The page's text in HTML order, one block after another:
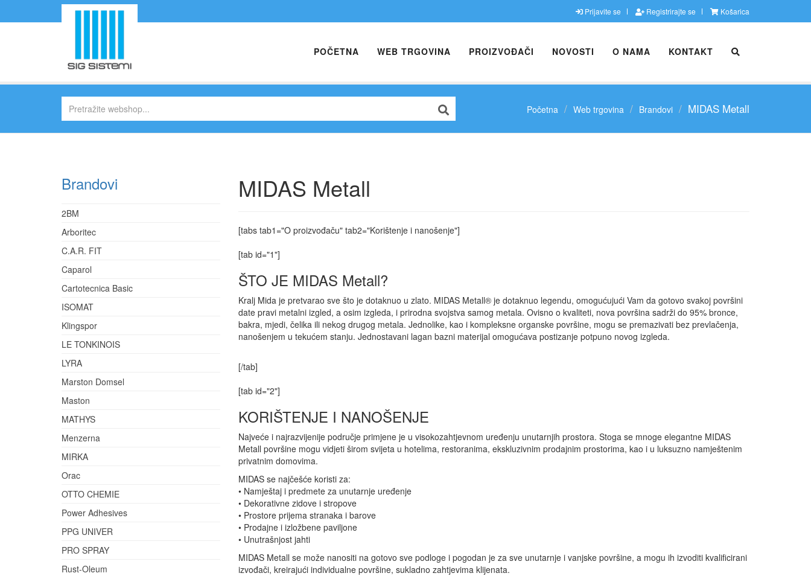
Prijavite se Registrirajte se Košarica
POČETNA WEB TRGOVINA PROIZVOĐAČI NOVOSTI O NAMA KONTAKT
Početna Web trgovina Brandovi MIDAS Metall
Brandovi
2BM
Arboritec
C.A.R. FIT
Caparol
Cartotecnica Basic
ISOMAT
Klingspor
LE TONKINOIS
LYRA
Marston Domsel
Maston
MATHYS
Menzerna
MIRKA
Orac
OTTO CHEMIE
Power Adhesives
PPG UNIVER
PRO SPRAY
Rust-Oleum
MIDAS Metall
[tabs tab1="O proizvođaču" tab2="Korištenje i nanošenje"]
[tab id="1"]
ŠTO JE MIDAS Metall?
Kralj Mida je pretvarao sve što je dotaknuo u zlato. MIDAS Metall® je dotaknuo legendu, omogućujući Vam da gotovo svakoj površini
date pravi metalni izgled, a osim izgleda, i prirodna svojstva samog metala. Ovisno o kvaliteti, nova površina sadrži do 95% bronce,
bakra, mjedi, čelika ili nekog drugog metala. Jednolike, kao i kompleksne organske površine, mogu se premazivati bez prevlačenja,
nanošenjem u tekućem stanju. Jednostavani lagan bazni materijal omogućava postizanje potpuno novog izgleda.
[/tab]
[tab id="2"]
KORIŠTENJE I NANOŠENJE
Najveće i najrazvijenije područje primjene je u visokozahtjevnom uređenju unutarnjih prostora. Stoga se mnoge elegantne MIDAS
Metall površine mogu vidjeti širom svijeta u hotelima, restoranima, ekskluzivnim prodajnim prostorima, kao i u luksuzno namještenim
privatnim domovima.
MIDAS se najčešće koristi za:
• Namještaj i predmete za unutarnje uređenje
• Dekorativne zidove i stropove
• Prostore prijema stranaka i barove
• Prodajne i izložbene paviljone
• Unutrašnjost jahti
MIDAS Metall se može nanositi na gotovo sve podloge i pogodan je za sve unutarnje i vanjske površine, a mogu ih izvoditi kvalificirani
izvođači, kreirajući individualne površine, sukladno zahtjevima klijenata.